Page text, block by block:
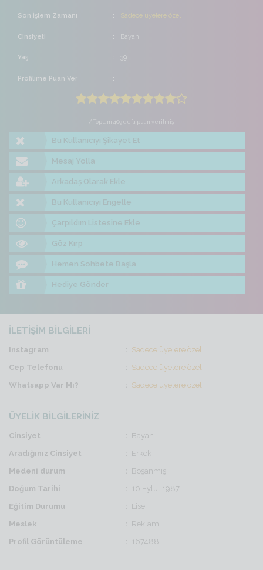
Son İşlem Zamanı Sadece üyelere özel
Cinsiyeti Bayan
Yaş 39
Profilime Puan Ver
/ Toplam 409 defa puan verilmiş
Bu Kullanıcıyı Şikayet Et
Mesaj Yolla
Arkadaş Olarak Ekle
Bu Kullanıcıyı Engelle
Çarpıldım Listesine Ekle
Göz Kırp
Hemen Sohbete Başla
Hediye Gönder
İLETİŞİM BİLGİLERİ
Instagram
Sadece üyelere özel
Cep Telefonu
Sadece üyelere özel
Whatsapp Var Mı?
Sadece üyelere özel
ÜYELİK BİLGİLERİNİZ
Cinsiyet
Bayan
Aradığınız Cinsiyet
Erkek
Medeni durum
Boşanmış
Doğum Tarihi
10 Eylul 1987
Eğitim Durumu
Lise
Meslek
Reklam
Profil Görüntüleme
167488